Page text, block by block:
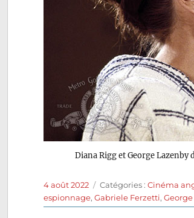
Diana Rigg et George Lazenby
Publié
le
4 août 2022 Catégories
Catégories :Cinéma
espionnage,Gabriele Ferzetti,